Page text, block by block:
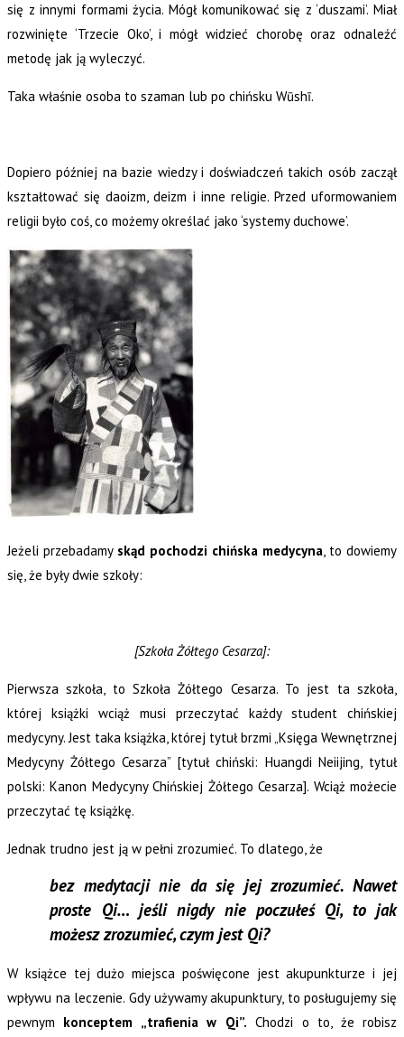
się z innymi formami życia. Mógł komunikować się z ‘duszami’. Miał
rozwinięte ‘Trzecie Oko’, i mógł widzieć chorobę oraz odnaleźć
metodę jak ją wyleczyć.
Taka właśnie osoba to szaman lub po chińsku Wūshī.
Dopiero później na bazie wiedzy i doświadczeń takich osób zaczął
kształtować się daoizm, deizm i inne religie. Przed uformowaniem
religii było coś, co możemy określać jako ‘systemy duchowe’.
Jeżeli przebadamy skąd pochodzi chińska medycyna, to dowiemy
się, że były dwie szkoły:
[Szkoła Żółtego Cesarza]:
Pierwsza szkoła, to Szkoła Żółtego Cesarza. To jest ta szkoła,
której książki wciąż musi przeczytać każdy student chińskiej
medycyny. Jest taka książka, której tytuł brzmi „Księga Wewnętrznej
Medycyny Żółtego Cesarza” [tytuł chiński: Huangdi Neiijing, tytuł
polski: Kanon Medycyny Chińskiej Żółtego Cesarza]. Wciąż możecie
przeczytać tę książkę.
Jednak trudno jest ją w pełni zrozumieć. To dlatego, że
bez medytacji nie da się jej zrozumieć. Nawet
proste Qi… jeśli nigdy nie poczułeś Qi, to jak
możesz zrozumieć, czym jest Qi?
W książce tej dużo miejsca poświęcone jest akupunkturze i jej
wpływu na leczenie. Gdy używamy akupunktury, to posługujemy się
pewnym konceptem „trafienia w Qi”. Chodzi o to, że robisz